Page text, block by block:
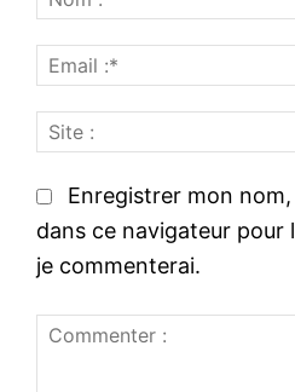
Enregistrer mon
dans ce navigateur pour
je commenterai.